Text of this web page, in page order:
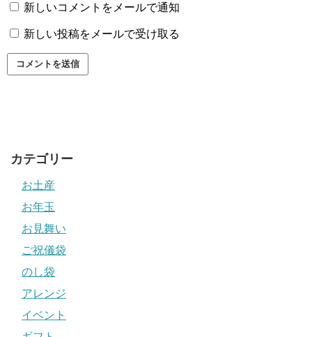
新しいコメントをメールで通知
新しい投稿をメールで受け取る
カテゴリー
お土産
お年玉
お見舞い
ご祝儀袋
のし袋
アレンジ
イベント